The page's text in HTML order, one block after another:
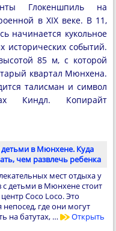
Глокеншпиль на
в XIX веке. В 11,
начинается кукольное
исторических событий.
85 м, с которой
квартал Мюнхена.
талисман и символ
Киндл. Копирайт
в Мюнхене. Куда
чем развлечь ребенка
мест отдыха у
с детьми в Мюнхене стоит
Coco Loco. Это
где они могут
на батутах, …
Открыть